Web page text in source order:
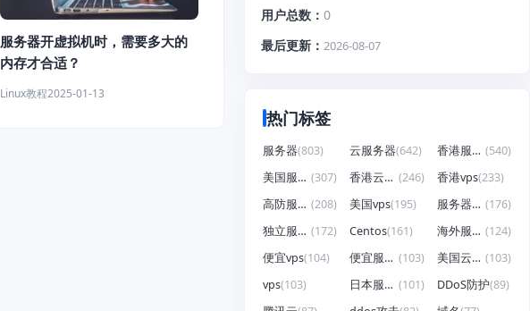
服务器开虚拟机时，需要多大的
内存才合适？
Linux教程2025-01-13
用户总数
0
最后更新
2026-08-07
热门标签
服务器(803) 云服务器(642) 香港服务器 (540)
美国服务器 (307) 香港云服务器 (246) 香港vps(233)
高防服务器 (208) 美国vps(195) 服务器租用 (176)
独立服务器 (172) Centos(161) 海外服务器 (124)
便宜vps(104) 便宜服务器 (103) 美国云服务器 (103)
vps(103) 日本服务器 (101) DDoS防护(89)